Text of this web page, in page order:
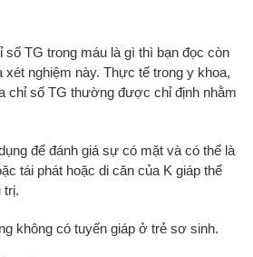
số TG trong máu là gì thì bạn đọc còn
xét nghiệm này. Thực tế trong y khoa,
chỉ số TG thường được chỉ định nhằm
để đánh giá sự có mặt và có thể là
tái phát hoặc di căn của K giáp thể
trị.
không có tuyến giáp ở trẻ sơ sinh.